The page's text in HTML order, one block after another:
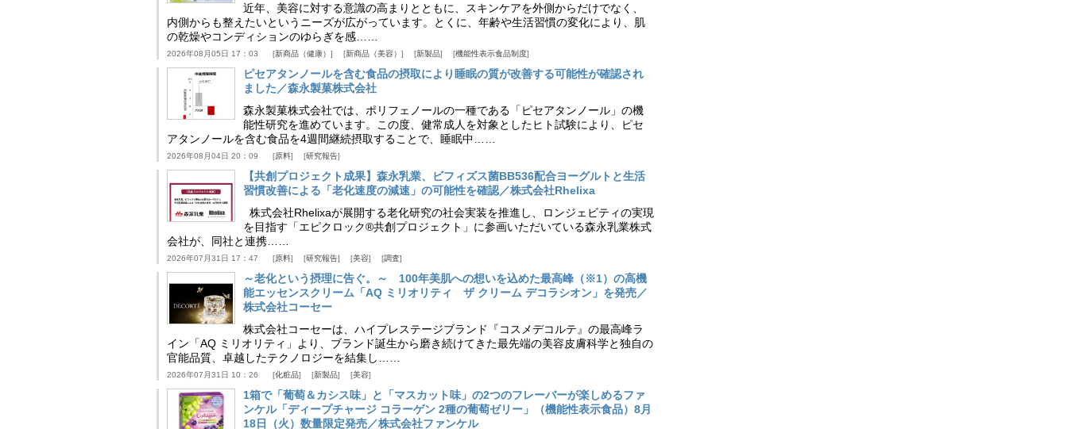
近年、美容に対する意識の高まりとともに、スキンケアを外側からだけでなく、
内側からも整えたいというニーズが広がっています。とくに、年齢や生活習慣の変化により、肌
の乾燥やコンディションのゆらぎを感……
2026年08月05日 17：03 新商品（健康） 新商品（美容） 新製品 機能性表示食品制度
ピセアタンノールを含む食品の摂取により睡眠の質が改善する可能性が確認され
ました／森永製菓株式会社
森永製菓株式会社では、ポリフェノールの一種である「ピセアタンノール」の機
能性研究を進めています。この度、健常成人を対象としたヒト試験により、ピセ
アタンノールを含む食品を4週間継続摂取することで、睡眠中……
2026年08月04日 20：09 原料 研究報告
【共創プロジェクト成果】森永乳業、ビフィズス菌BB536配合ヨーグルトと生活
習慣改善による「老化速度の減速」の可能性を確認／株式会社Rhelixa
株式会社Rhelixaが展開する老化研究の社会実装を推進し、ロンジェビティの実現
を目指す「エピクロック®共創プロジェクト」に参画いただいている森永乳業株式
会社が、同社と連携……
2026年07月31日 17：47 原料 研究報告 美容 調査
～老化という摂理に告ぐ。～ 100年美肌への想いを込めた最高峰（※1）の高機
能エッセンスクリーム「AQ ミリオリティ ザ クリーム デコラシオン」を発売／
株式会社コーセー
株式会社コーセーは、ハイプレステージブランド『コスメデコルテ』の最高峰ラ
イン「AQ ミリオリティ」より、ブランド誕生から磨き続けてきた最先端の美容皮膚科学と独自の
官能品質、卓越したテクノロジーを結集し……
2026年07月31日 10：26 化粧品 新製品 美容
1箱で「葡萄＆カシス味」と「マスカット味」の2つのフレーバーが楽しめるファ
ンケル「ディープチャージ コラーゲン 2種の葡萄ゼリー」（機能性表示食品）8月
18日（火）数量限定発売／株式会社ファンケル